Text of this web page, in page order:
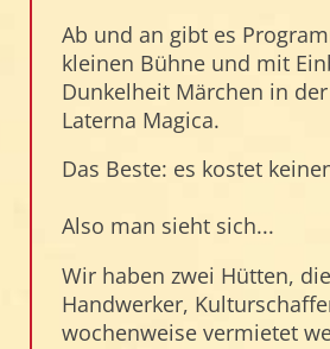
Ab und an gibt es
kleinen Bühne und mit
Dunkelheit Märchen in
Laterna Magica.
Das Beste: es kostet
Also man sieht sich...
Wir haben zwei Hütten,
Handwerker,
wochenweise vermietet